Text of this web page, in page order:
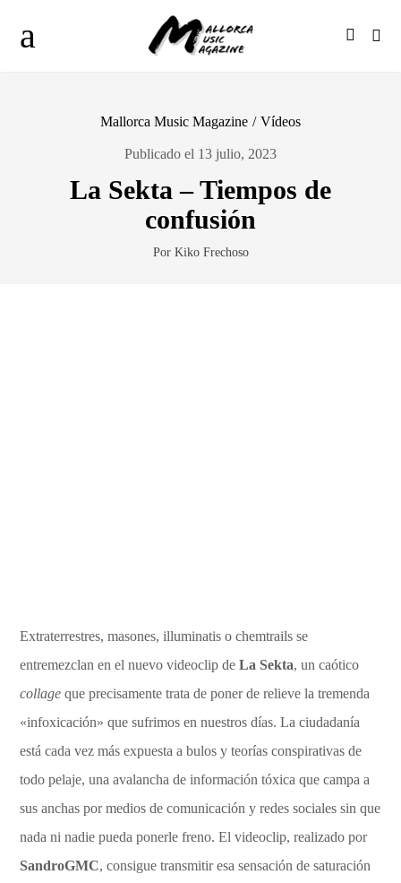
Mallorca Music Magazine / Vídeos
Publicado el 13 julio, 2023
La Sekta – Tiempos de
confusión
Por Kiko Frechoso
Extraterrestres, masones, illuminatis o chemtrails se
entremezclan en el nuevo videoclip deLa Sekta, un caótico
collage que precisamente trata de poner de relieve la tremenda
«infoxicación» que sufrimos en nuestros días. La ciudadanía
está cada vez más expuesta a bulos y teorías conspirativas de
todo pelaje, una avalancha de información tóxica que campa a
sus anchas por medios de comunicación y redes sociales sin que
nada ni nadie pueda ponerle freno. El videoclip, realizado por
SandroGMC, consigue transmitir esa sensación de saturación